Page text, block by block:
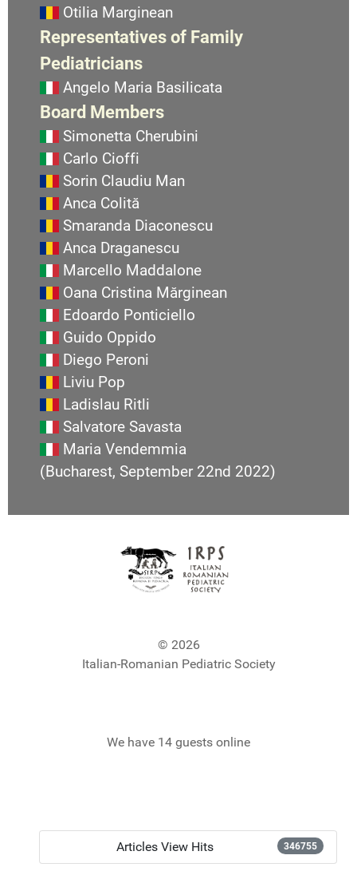
Otilia Marginean
Representatives of Family
Pediatricians
Angelo Maria Basilicata
Board Members
Simonetta Cherubini
Carlo Cioffi
Sorin Claudiu Man
Anca Colită
Smaranda Diaconescu
Anca Draganescu
Marcello Maddalone
Oana Cristina Mărginean
Edoardo Ponticiello
Guido Oppido
Diego Peroni
Liviu Pop
Ladislau Ritli
Salvatore Savasta
Maria Vendemmia
(Bucharest, September 22nd 2022)
© 2026
Italian-Romanian Pediatric Society
We have 14 guests online
Articles View Hits 346755